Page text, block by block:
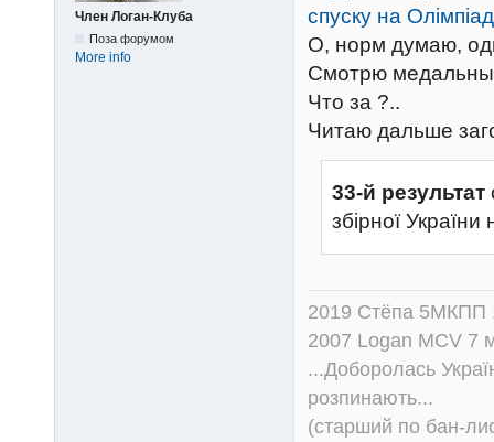
Член Логан-Клуба
Поза форумом
More info
спуску на
О, норм думаю,
Смотрю
Что за ?..
Читаю дальше
33-й результат
збірної України
2019 Стёпа
2007 Logan MCV 7
...Доборолась
розпинають...
(старший по бан-